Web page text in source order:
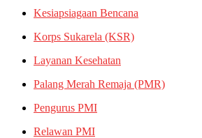
Kesiapsiagaan Bencana
Korps Sukarela (KSR)
Layanan Kesehatan
Palang Merah Remaja (PMR)
Pengurus PMI
Relawan PMI